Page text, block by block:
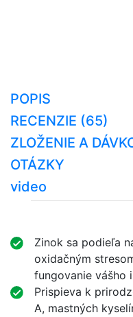
POPIS
RECENZIE (65)
ZLOŽENIE A
OTÁZKY
video
Zinok sa podieľa
oxidačným
fungovanie vášho
Prispieva k
A, mastných